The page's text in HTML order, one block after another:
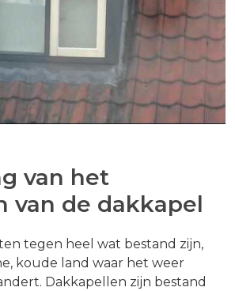
van het
van de dakkapel
tegen heel wat bestand zijn,
koude land waar het weer
Dakkapellen zijn bestand